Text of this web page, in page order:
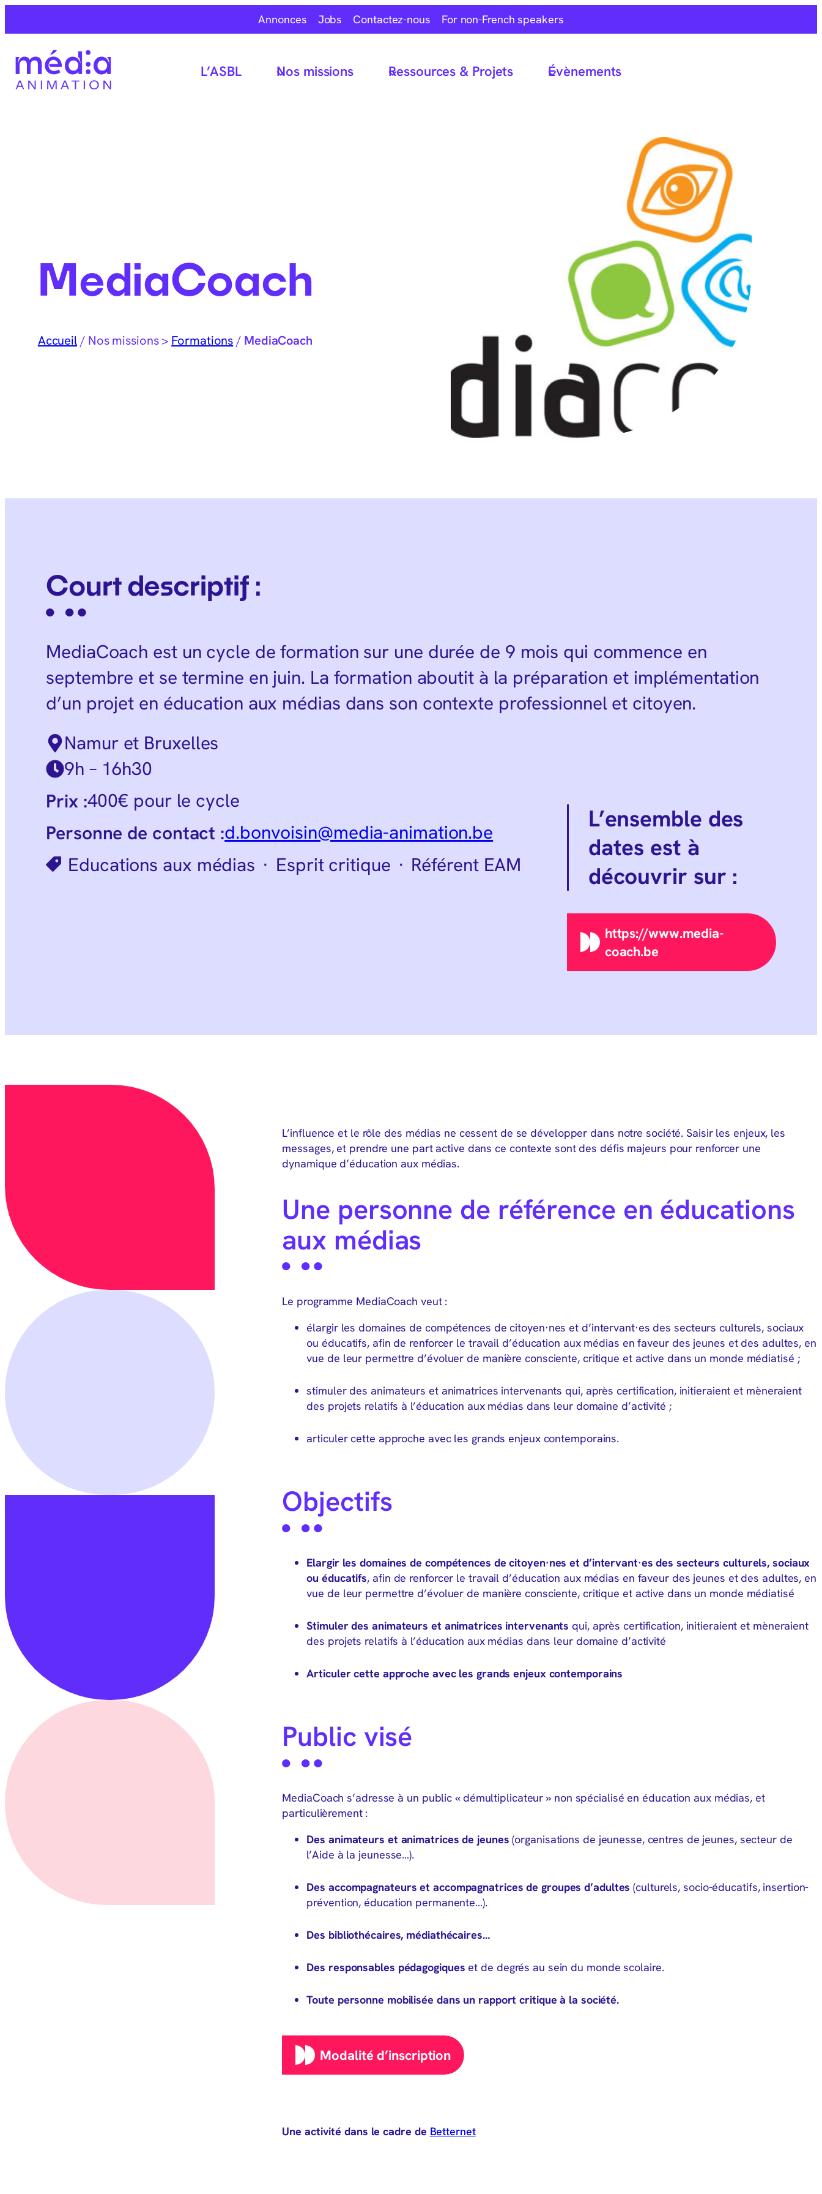
Annonces Jobs Contactez-nous For non-French speakers
L’ASBL Nos missions Ressources & Projets Évènements
MediaCoach
Accueil / Nos missions > Formations / MediaCoach
Court descriptif :
MediaCoach est un cycle de formation sur une durée de 9 mois qui commence en
septembre et se termine en juin. La formation aboutit à la préparation et implémentation
d’un projet en éducation aux médias dans son contexte professionnel et citoyen.
Namur et Bruxelles
9h – 16h30
Prix :400€ pour le cycle
Personne de contact :d.bonvoisin@media-animation.be
Educations aux médias · Esprit critique · Référent EAM
L’ensemble des
dates est à
découvrir sur :
https://www.media-
coach.be
L’influence et le rôle des médias ne cessent de se développer dans notre société. Saisir les enjeux, les
messages, et prendre une part active dans ce contexte sont des défis majeurs pour renforcer une
dynamique d’éducation aux médias.
Une personne de référence en éducations
aux médias
Le programme MediaCoach veut :
élargir les domaines de compétences de citoyen·nes et d’intervant·es des secteurs culturels, sociaux
ou éducatifs, afin de renforcer le travail d’éducation aux médias en faveur des jeunes et des adultes, en
vue de leur permettre d’évoluer de manière consciente, critique et active dans un monde médiatisé ;
stimuler des animateurs et animatrices intervenants qui, après certification, initieraient et mèneraient
des projets relatifs à l’éducation aux médias dans leur domaine d’activité ;
articuler cette approche avec les grands enjeux contemporains.
Objectifs
Elargir les domaines de compétences de citoyen·nes et d’intervant·es des secteurs culturels, sociaux
ou éducatifs, afin de renforcer le travail d’éducation aux médias en faveur des jeunes et des adultes, en
vue de leur permettre d’évoluer de manière consciente, critique et active dans un monde médiatisé
Stimuler des animateurs et animatrices intervenants qui, après certification, initieraient et mèneraient
des projets relatifs à l’éducation aux médias dans leur domaine d’activité
Articuler cette approche avec les grands enjeux contemporains
Public visé
MediaCoach s’adresse à un public « démultiplicateur » non spécialisé en éducation aux médias, et
particulièrement :
Des animateurs et animatrices de jeunes (organisations de jeunesse, centres de jeunes, secteur de
l’Aide à la jeunesse…).
Des accompagnateurs et accompagnatrices de groupes d’adultes (culturels, socio-éducatifs, insertion-
prévention, éducation permanente…).
Des bibliothécaires, médiathécaires…
Des responsables pédagogiques et de degrés au sein du monde scolaire.
Toute personne mobilisée dans un rapport critique à la société.
Modalité d’inscription
Betternet